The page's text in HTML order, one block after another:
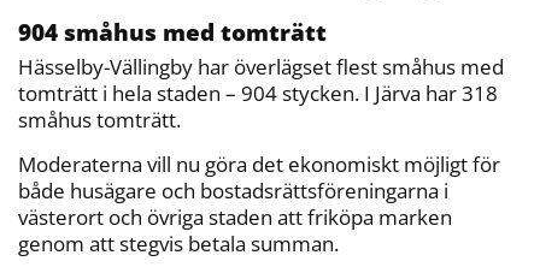
904 småhus med tomträtt
Hässelby-Vällingby har överlägset flest småhus med
tomträtt i hela staden – 904 stycken. I Järva har 318
småhus tomträtt.
Moderaterna vill nu göra det ekonomiskt möjligt för
både husägare och bostadsrättsföreningarna i
västerort och övriga staden att friköpa marken
genom att stegvis betala summan.